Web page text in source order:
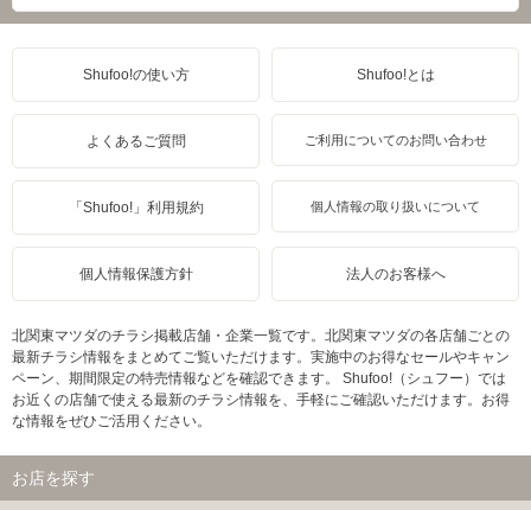
Shufoo!の使い方 Shufoo!とは
よくあるご質問 ご利用についてのお問い合わせ
「Shufoo!」利用規約 個人情報の取り扱いについて
個人情報保護方針 法人のお客様へ
北関東マツダのチラシ掲載店舗・企業一覧です。北関東マツダの各店舗ごとの
最新チラシ情報をまとめてご覧いただけます。実施中のお得なセールやキャン
ペーン、期間限定の特売情報などを確認できます。 Shufoo!（シュフー）では
お近くの店舗で使える最新のチラシ情報を、手軽にご確認いただけます。お得
な情報をぜひご活用ください。
お店を探す